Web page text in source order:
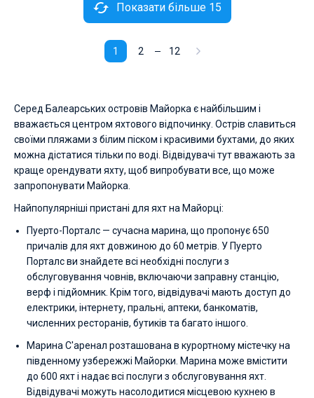
1 2 12
Показати більше 15
Серед Балеарських островів Майорка є найбільшим і
вважається центром яхтового відпочинку. Острів славиться
своїми пляжами з білим піском і красивими бухтами, до яких
можна дістатися тільки по воді. Відвідувачі тут вважають за
краще орендувати яхту, щоб випробувати все, що може
запропонувати Майорка.
Найпопулярніші пристані для яхт на Майорці:
Пуерто-Порталс — сучасна марина, що пропонує 650
причалів для яхт довжиною до 60 метрів. У Пуерто
Порталс ви знайдете всі необхідні послуги з
обслуговування човнів, включаючи заправну станцію,
верф і підйомник. Крім того, відвідувачі мають доступ до
електрики, інтернету, пральні, аптеки, банкоматів,
численних ресторанів, бутиків та багато іншого.
Марина С'аренал розташована в курортному містечку на
південному узбережжі Майорки. Марина може вмістити
до 600 яхт і надає всі послуги з обслуговування яхт.
Відвідувачі можуть насолодитися місцевою кухнею в